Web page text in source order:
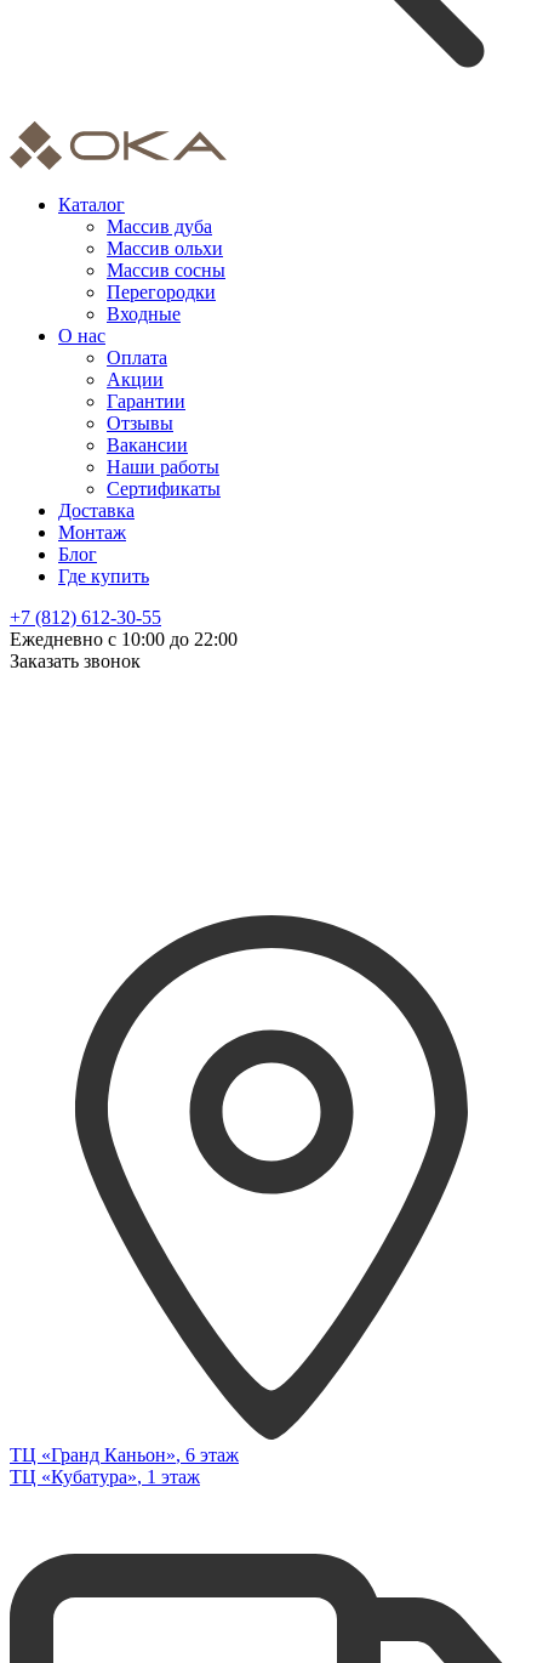
Каталог
Массив дуба
Массив ольхи
Массив сосны
Перегородки
Входные
О нас
Оплата
Акции
Гарантии
Отзывы
Вакансии
Наши работы
Сертификаты
Доставка
Монтаж
Блог
Где купить
+7 (812) 612-30-55
Ежедневно с 10:00 до 22:00
Заказать звонок
ТЦ «Гранд Каньон», 6 этаж
ТЦ «Кубатура», 1 этаж